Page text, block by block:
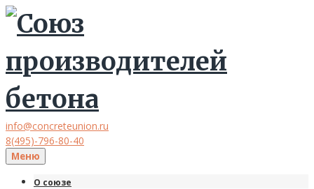
info@concreteunion.ru
8(495)-796-80-40
Меню
О союзе